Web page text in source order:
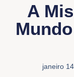
A
janeiro